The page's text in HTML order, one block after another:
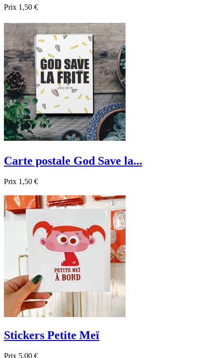
Prix 1,50 €
Aperçu rapide
Carte postale God Save la...
Prix 1,50 €
Aperçu rapide
Stickers Petite Meï
Prix 5,00 €